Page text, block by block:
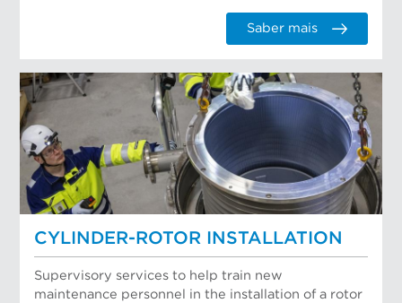
Saber mais
CYLINDER-ROTOR INSTALLATION
Supervisory services to help train new
maintenance personnel in the installation of a rotor